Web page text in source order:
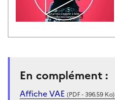
En complément :
Affiche VAE (PDF - 396.59 Ko)